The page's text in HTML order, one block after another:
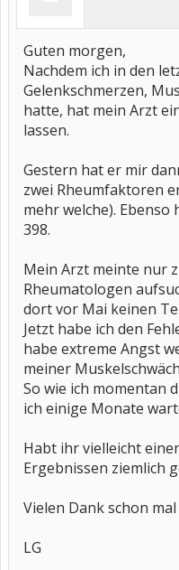
Guten morgen,
Nachdem ich in den
Gelenkschmerzen,
hatte, hat mein Arzt
lassen.
Gestern hat er mir
zwei Rheumfaktoren
mehr welche).
398.
Mein Arzt meinte nur
Rheumatologen
dort vor Mai keinen
Jetzt habe ich den
habe extreme Angst
meiner
So wie ich momentan
ich einige Monate
Habt ihr vielleicht
Ergebnissen ziemlich
Vielen Dank schon
LG